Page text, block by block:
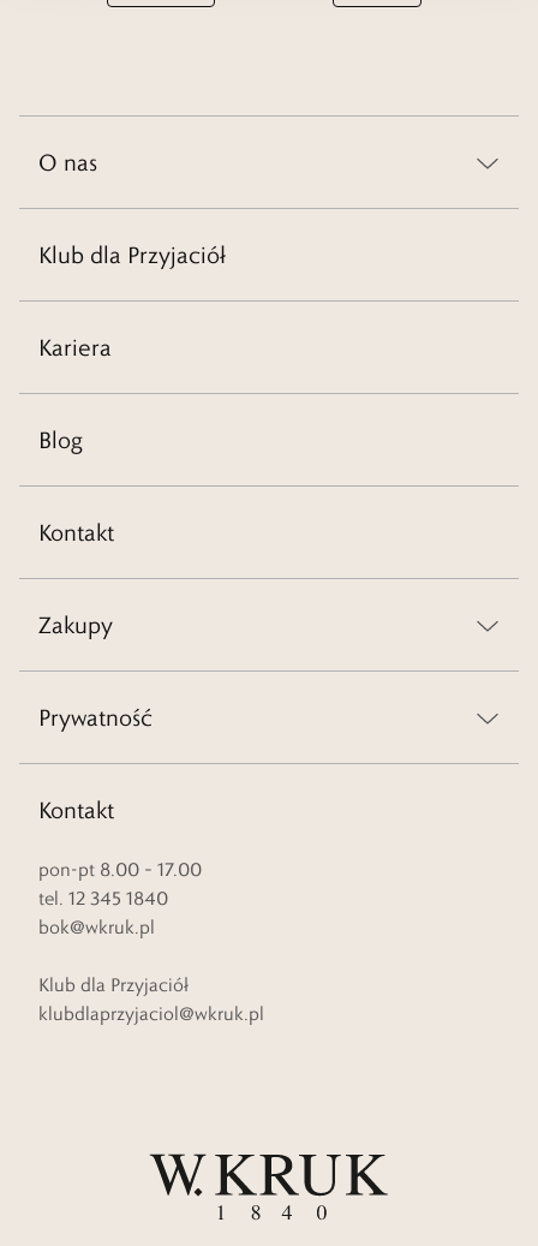
O nas
Klub dla Przyjaciół
Kariera
Blog
Kontakt
Zakupy
Prywatność
Kontakt
pon-pt 8.00 – 17.00
tel. 12 345 1840
bok@wkruk.pl
Klub dla Przyjaciół
klubdlaprzyjaciol@wkruk.pl